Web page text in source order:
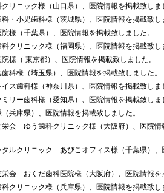
クリニック様（山口県）、医院情報を掲載致しま
・小児歯科様（茨城県）、医院情報を掲載致し
様（千葉県）、医院情報を掲載致しました。
クリニック様（福岡県）、医院情報を掲載致し
様（ 東京都）、医院情報を掲載致しました。
科様（埼玉県）、医院情報を掲載致しました。
ス歯科様（神奈川県）、医院情報を掲載致しま
リー歯科様（愛知県）、医院情報を掲載致しま
兵庫県）、医院情報を掲載致しました。
栄会 ゆう歯科クリニック様（大阪府）、医院情
タルクリニック あびこオフィス様（千葉県）、
栄会 おくだ歯科医院様（大阪府）、医院情報を
科クリニック様（兵庫県）、医院情報を掲載致し